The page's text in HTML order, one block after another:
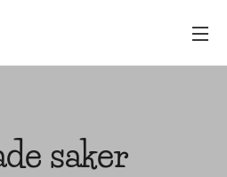
saker